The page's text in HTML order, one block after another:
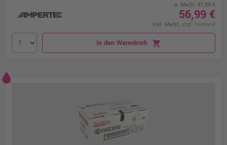
o. MwSt. 47,89 €
56,99 €
inkl. MwSt. zzgl. Versand
In den Warenkorb shopping_cart